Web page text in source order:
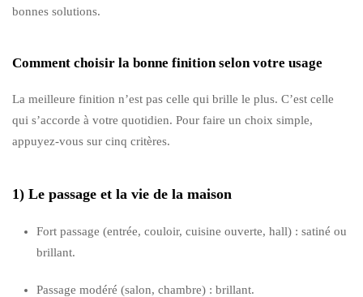
bonnes solutions.
Comment choisir la bonne finition selon votre usage
La meilleure finition n’est pas celle qui brille le plus. C’est celle
qui s’accorde à votre quotidien. Pour faire un choix simple,
appuyez-vous sur cinq critères.
1) Le passage et la vie de la maison
Fort passage (entrée, couloir, cuisine ouverte, hall) : satiné ou
brillant.
Passage modéré (salon, chambre) : brillant.